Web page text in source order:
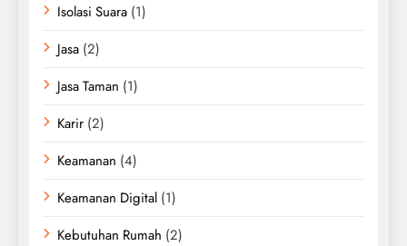
Isolasi Suara (1)
Jasa (2)
Jasa Taman (1)
Karir (2)
Keamanan (4)
Keamanan Digital (1)
Kebutuhan Rumah (2)